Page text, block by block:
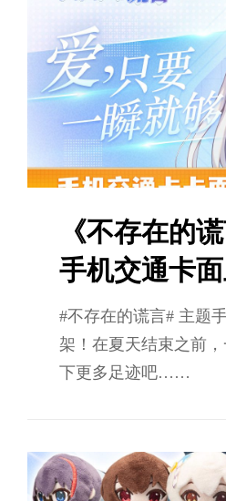
言》
原
声
音
乐
OST
体
专
辑
《不存在的
手机交通卡面
#不存在的谎言# 主题
架！在夏天结束之前
下更多足迹吧……